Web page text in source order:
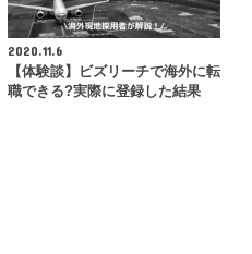
2020.11.6
【体験談】ビズリーチで海外に転
職できる?実際に登録した結果